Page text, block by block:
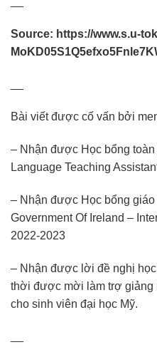
Source: https://www.s.u-
Bài viết được cố vấn bởi
– Nhận được Học bổng
Language Teaching
– Nhận được Học bổng
Government Of Ireland –
2022-2023
– Nhận được lời đề nghị
thời được mời làm trợ giảng
cho sinh viên đại học Mỹ.